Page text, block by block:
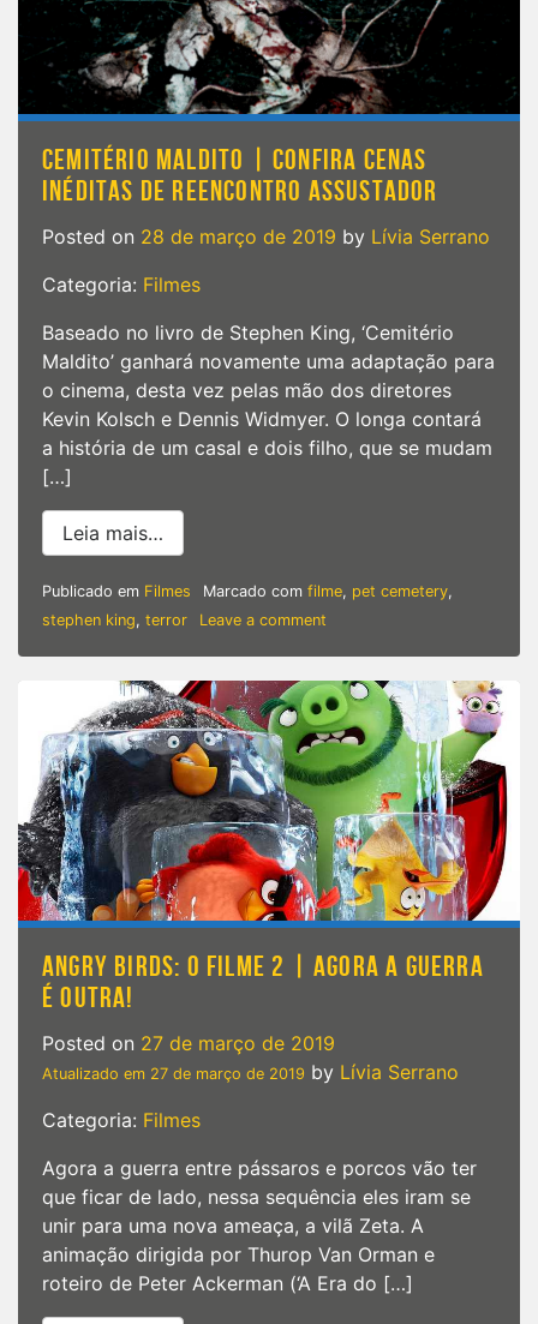
Terror
de
Guillermo
Del
Toro
ganha
trailer
de
dar
CEMITÉRIO MALDITO | CONFIRA CENAS
INÉDITAS DE REENCONTRO ASSUSTADOR
Posted on 28 de março de 2019 by Lívia Serrano
Categoria: Filmes
Baseado no livro de Stephen King, ‘Cemitério
Maldito’ ganhará novamente uma adaptação para
o cinema, desta vez pelas mão dos diretores
Kevin Kolsch e Dennis Widmyer. O longa contará
a história de um casal e dois filho, que se mudam
[…]
Leia mais…
Publicado em Filmes Marcado com filme, pet cemetery,
stephen king, terror Leave a comment
Maldito
|
Confira
cenas
inéditas
de
reencontro
ASSUSTADOR
ANGRY BIRDS: O FILME 2 | AGORA A GUERRA
É OUTRA!
Posted on 27 de março de 2019
Atualizado em 27 de março de 2019 by Lívia Serrano
Categoria: Filmes
Agora a guerra entre pássaros e porcos vão ter
que ficar de lado, nessa sequência eles iram se
unir para uma nova ameaça, a vilã Zeta. A
animação dirigida por Thurop Van Orman e
roteiro de Peter Ackerman (‘A Era do […]